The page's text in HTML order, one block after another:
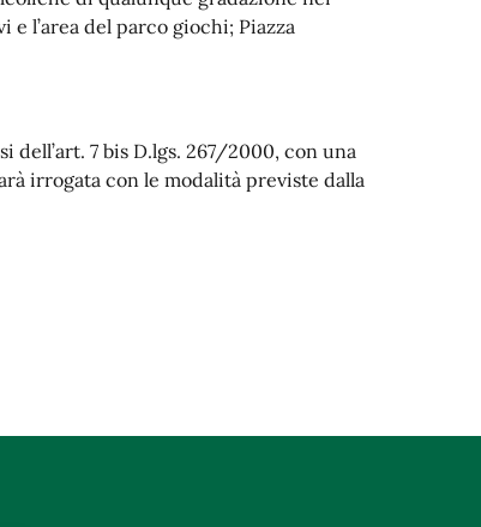
l’area del parco giochi; Piazza
7 bis D.lgs. 267/2000, con una
irrogata con le modalità previste dalla